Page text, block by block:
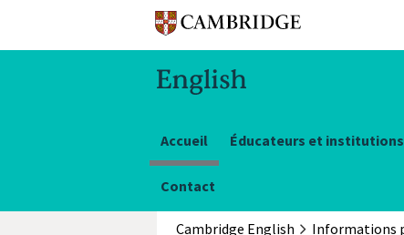
Accueil Éducateurs et institutions
Contact
Cambridge English